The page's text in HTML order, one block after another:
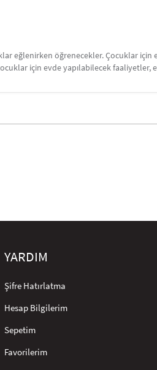
eğlenirken öğrenecekler. Çocuklar
için evde yapılabilecek
YARDIM
Şifre Hatırlatma
Hesap Bilgilerim
Sepetim
Favorilerim